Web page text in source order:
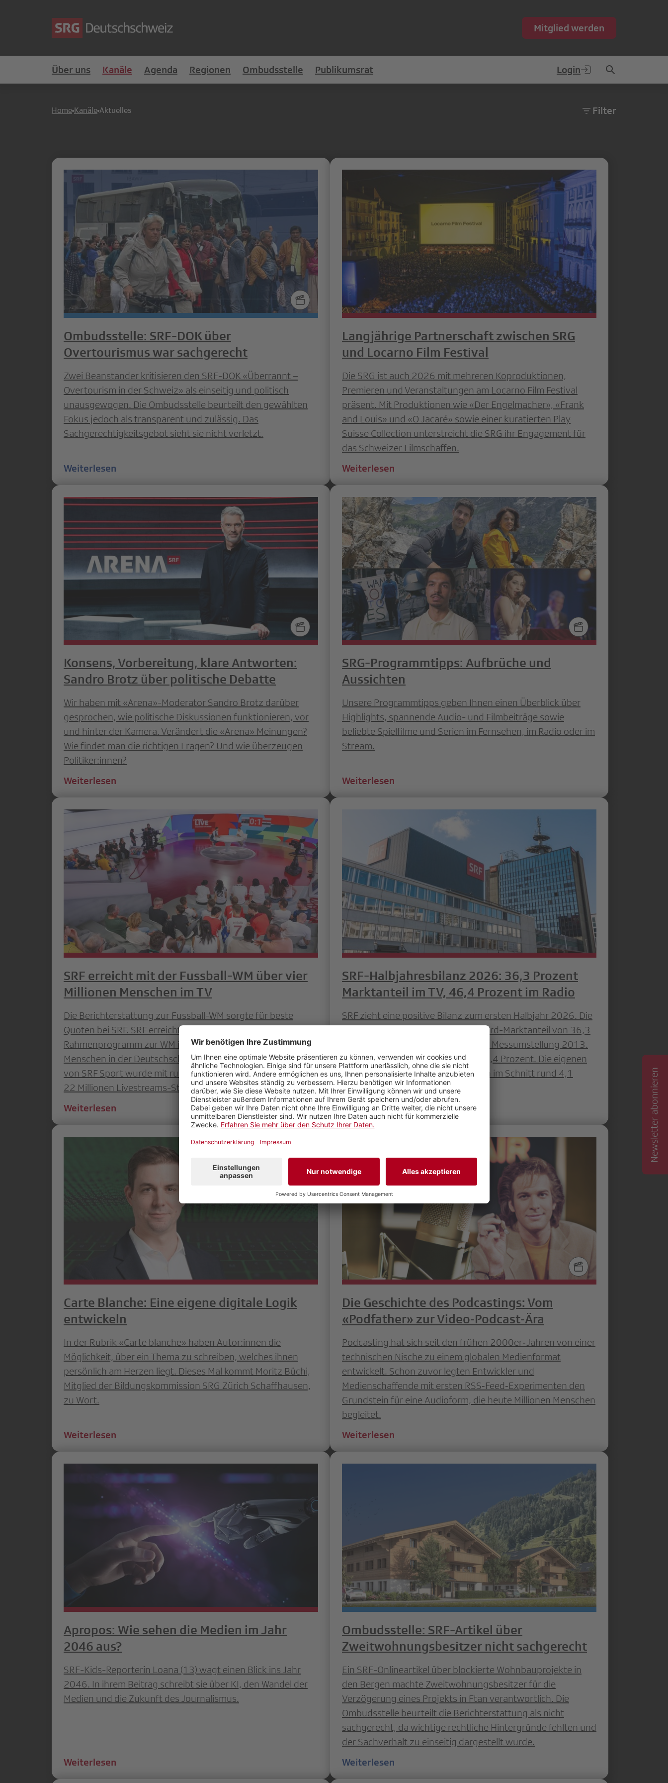
Mitglied werden
Über uns Kanäle Agenda Regionen Ombudsstelle Publikumsrat Login
Home Kanäle Aktuelles Filter
Ombudsstelle: SRF-DOK über
Overtourismus war sachgerecht
Zwei Beanstander kritisieren den SRF-DOK «Überrannt –
Overtourism in der Schweiz» als einseitig und politisch
unausgewogen. Die Ombudsstelle beurteilt den gewählten
Fokus jedoch als transparent und zulässig. Das
Sachgerechtigkeitsgebot sieht sie nicht verletzt.
Weiterlesen
Langjährige Partnerschaft zwischen SRG
und Locarno Film Festival
Die SRG ist auch 2026 mit mehreren Koproduktionen,
Premieren und Veranstaltungen am Locarno Film Festival
präsent. Mit Produktionen wie «Der Engelmacher», «Frank
and Louis» und «O Jacaré» sowie einer kuratierten Play
Suisse Collection unterstreicht die SRG ihr Engagement für
das Schweizer Filmschaffen.
Weiterlesen
Konsens, Vorbereitung, klare Antworten:
Sandro Brotz über politische Debatte
Wir haben mit «Arena»-Moderator Sandro Brotz darüber
gesprochen, wie politische Diskussionen funktionieren, vor
und hinter der Kamera. Verändert die «Arena» Meinungen?
Wie findet man die richtigen Fragen? Und wie überzeugen
Politiker:innen?
Weiterlesen
SRG-Programmtipps: Aufbrüche und
Aussichten
Unsere Programmtipps geben Ihnen einen Überblick über
Highlights, spannende Audio- und Filmbeiträge sowie
beliebte Spielfilme und Serien im Fernsehen, im Radio oder im
Stream.
Weiterlesen
SRF erreicht mit der Fussball-WM über vier
Millionen Menschen im TV
Die Berichterstattung zur Fussball-WM sorgte für beste
Quoten bei SRF. SRF erreichte mit dem Live- und
Rahmenprogramm zur WM im TV über vier Millionen
Menschen in der Deutschschweiz. Auch das Onlineangebot
von SRF Sport wurde mit rund 107 Millionen Visits und über
22 Millionen Livestreams-Starts stark genutzt.
Weiterlesen
SRF-Halbjahresbilanz 2026: 36,3 Prozent
Marktanteil im TV, 46,4 Prozent im Radio
SRF zieht eine positive Bilanz zum ersten Halbjahr 2026. Die
TV-Sender erzielten mit einem Rekord-Marktanteil von 36,3
Prozent den höchsten Wert seit der Messumstellung 2013.
Im Radio beträgt der Marktanteil 46,4 Prozent. Die eigenen
digitalen Plattformen verzeichneten im Schnitt rund 4,1
Millionen Visits pro Tag.
Weiterlesen
Carte Blanche: Eine eigene digitale Logik
entwickeln
In der Rubrik «Carte blanche» haben Autor:innen die
Möglichkeit, über ein Thema zu schreiben, welches ihnen
persönlich am Herzen liegt. Dieses Mal kommt Moritz Büchi,
Mitglied der Bildungskommission SRG Zürich Schaffhausen,
zu Wort.
Weiterlesen
Die Geschichte des Podcastings: Vom
«Podfather» zur Video‑Podcast‑Ära
Podcasting hat sich seit den frühen 2000er‐Jahren von einer
technischen Nische zu einem globalen Medienformat
entwickelt. Schon zuvor legten Entwickler und
Medienschaffende mit ersten RSS‐Feed‐Experimenten den
Grundstein für eine Audioform, die heute Millionen Menschen
begleitet.
Weiterlesen
Apropos: Wie sehen die Medien im Jahr
2046 aus?
SRF-Kids-Reporterin Loana (13) wagt einen Blick ins Jahr
2046. In ihrem Beitrag schreibt sie über KI, den Wandel der
Medien und die Zukunft des Journalismus.
Weiterlesen
Ombudsstelle: SRF-Artikel über
Zweitwohnungsbesitzer nicht sachgerecht
Ein SRF-Onlineartikel über blockierte Wohnbauprojekte in
den Bergen machte Zweitwohnungsbesitzer für die
Verzögerung eines Projekts in Ftan verantwortlich. Die
Ombudsstelle beurteilt die Berichterstattung als nicht
sachgerecht, da wichtige rechtliche Hintergründe fehlten und
der Sachverhalt zu einseitig dargestellt wurde.
Weiterlesen
Newsletter abonnieren